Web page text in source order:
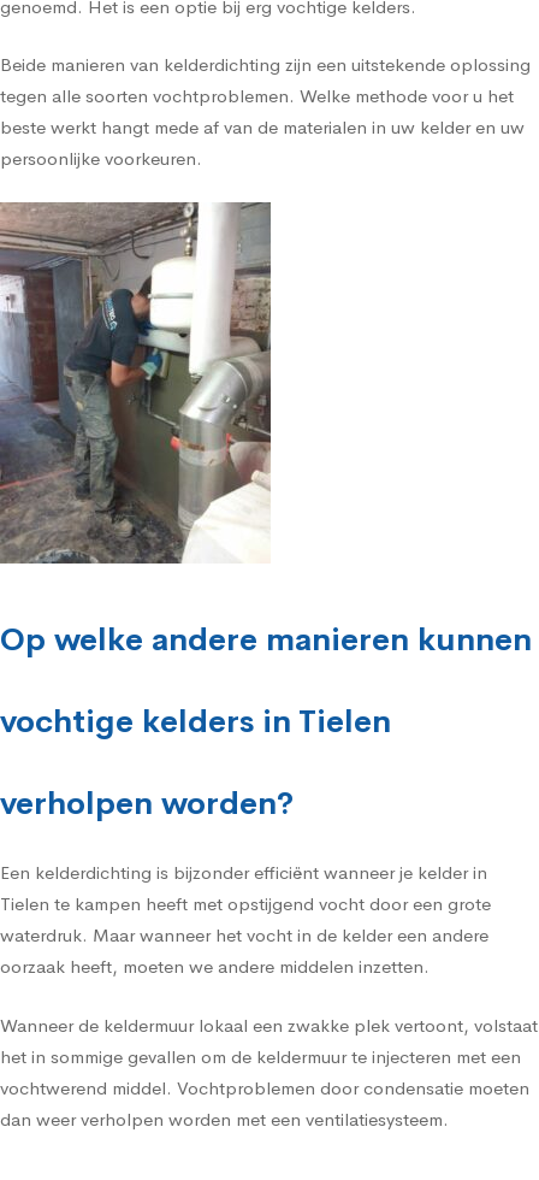
genoemd. Het is een optie bij erg vochtige kelders.
Beide manieren van kelderdichting zijn een uitstekende oplossing
tegen alle soorten vochtproblemen. Welke methode voor u het
beste werkt hangt mede af van de materialen in uw kelder en uw
persoonlijke voorkeuren.
Op welke andere manieren kunnen
vochtige kelders in Tielen
verholpen worden?
Een kelderdichting is bijzonder efficiënt wanneer je kelder in
Tielen te kampen heeft met opstijgend vocht door een grote
waterdruk. Maar wanneer het vocht in de kelder een andere
oorzaak heeft, moeten we andere middelen inzetten.
Wanneer de keldermuur lokaal een zwakke plek vertoont, volstaat
het in sommige gevallen om de keldermuur te injecteren met een
vochtwerend middel. Vochtproblemen door condensatie moeten
dan weer verholpen worden met een ventilatiesysteem.